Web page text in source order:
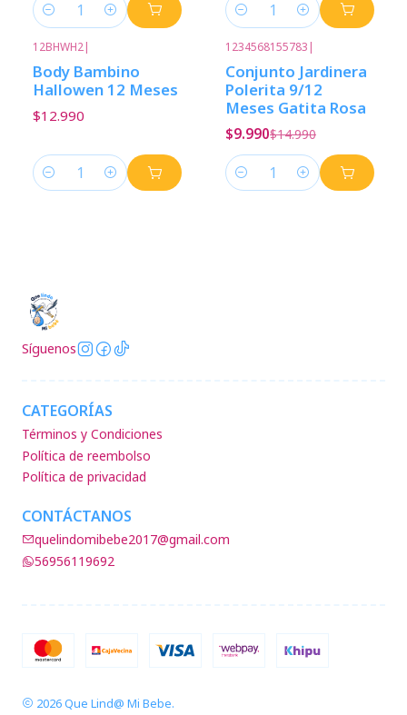
Cantidad Cantidad
12BHWH2|
Body Bambino
Hallowen 12 Meses
$12.990
Cantidad
1234568155783 |
Conjunto Jardinera
Polerita 9/12
Meses Gatita Rosa
$9.990$14.990
Cantidad
Síguenos
CATEGORÍAS
Términos y Condiciones
Política de reembolso
Política de privacidad
CONTÁCTANOS
quelindomibebe2017@gmail.com
56956119692
2026 Que Lind@ Mi Bebe.